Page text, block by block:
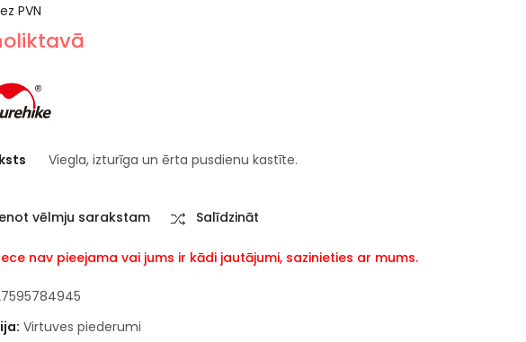
PVN
Viegla, izturīga un ērta pusdienu kastīte.
vēlmju sarakstam Salīdzināt
nav pieejama vai jums ir kādi jautājumi, sazinieties ar mums.
Virtuves piederumi